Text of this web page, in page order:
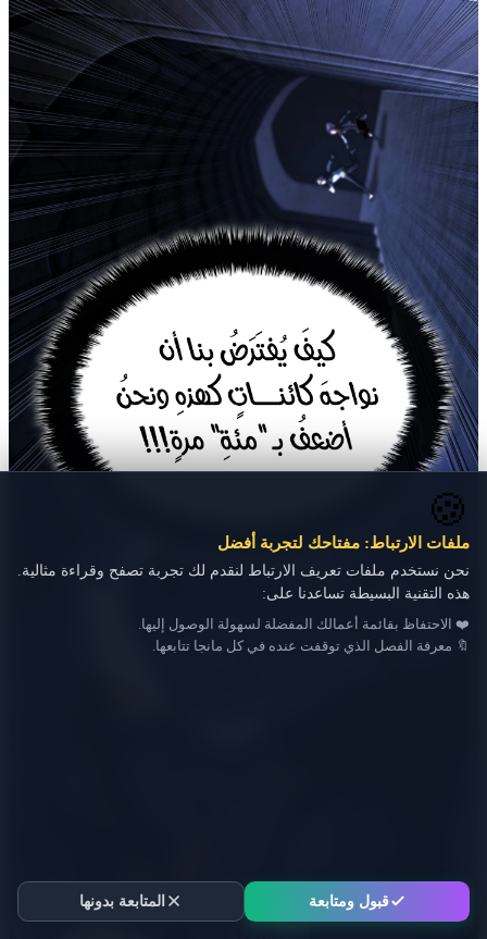
🍪
ملفات الارتباط: مفتاحك لتجربة أفضل
نحن نستخدم ملفات تعريف الارتباط لنقدم لك تجربة تصفح وقراءة مثالية.
هذه التقنية البسيطة تساعدنا على:
❤️ الاحتفاظ بقائمة أعمالك المفضلة لسهولة الوصول إليها.
🔖 معرفة الفصل الذي توقفت عنده في كل مانجا تتابعها.
قبول ومتابعة المتابعة بدونها